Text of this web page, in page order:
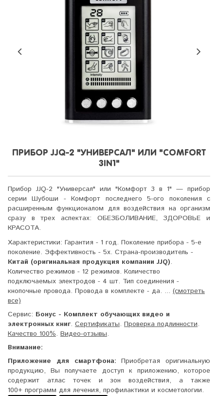
ПРИБОР JJQ-2 "УНИВЕРСАЛ" ИЛИ "COMFORT
3IN1"
Прибор JJQ-2 "Универсал" или "Комфорт 3 в 1" — прибор
серии Шубоши - Комфорт последнего 5-ого поколения с
расширенным функционалом для воздействия на организм
сразу в трех аспектах: ОБЕЗБОЛИВАНИЕ, ЗДОРОВЬЕ и
КРАСОТА.
Характеристики: Гарантия - 1 год. Поколение прибора - 5-е
поколение. Эффективность - 5x. Страна-производитель -
Китай (оригинальная продукция компании JJQ).
Количество режимов - 12 режимов. Количество
подключаемых электродов - 4 шт. Тип соединения -
кнопочные провода. Провода в комплекте - да. ... (смотреть
все)
Сервис: Бонус - Комплект обучающих видео и
электронных книг. Сертификаты. Проверка подлинности.
Качество 100%. Видео-отзывы.
Внимание:
Приложение для смартфона: Приобретая оригинальную
продукцию, Вы получаете доступ к приложению, которое
содержит атлас точек и зон воздействия, а также
100+ программ для лечения, профилактики и косметологии.